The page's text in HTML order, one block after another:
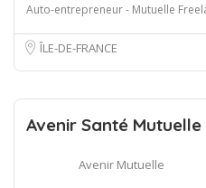
Auto-entrepreneur - Mutuelle
ÎLE-DE-FRANCE
Avenir Santé
Avenir Mutuelle